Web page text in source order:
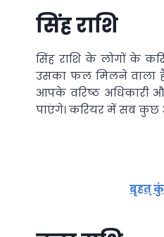
सिंह राशि
सिंह राशि के लोगों के
उसका फल मिलने वाला
आपके वरिष्‍ठ अधिकारी
पाएंगे। करियर में सब कुछ
बृहत्